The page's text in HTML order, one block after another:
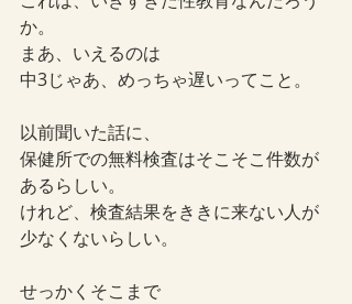
か。
まあ、いえるのは
中3じゃあ、めっちゃ遅いってこと。
以前聞いた話に、
保健所での無料検査はそこそこ件数が
あるらしい。
けれど、検査結果をききに来ない人が
少なくないらしい。
せっかくそこまで